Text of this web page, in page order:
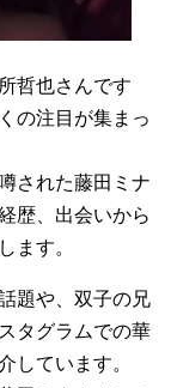
哲也さんです
の注目が集まっ
された藤田ミナ
歴、出会いから
ます。
題や、双子の兄
タグラムでの華
しています。